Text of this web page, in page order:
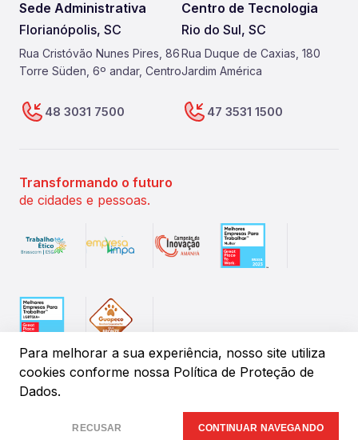
Para melhorar a sua experiência, nosso site utiliza
cookies conforme nossa Política de Proteção de
Dados.
RECUSAR CONTINUAR NAVEGANDO
Sede Administrativa
Florianópolis, SC
Rua Cristóvão Nunes Pires, 86
Torre Süden, 6º andar, Centro
48 3031 7500
Centro de Tecnologia
Rio do Sul, SC
Rua Duque de Caxias, 180
Jardim América
47 3531 1500
Transformando o futuro
de cidades e pessoas.
IPM Sistemas de Gestão Pública. Todos os direitos
reservados.